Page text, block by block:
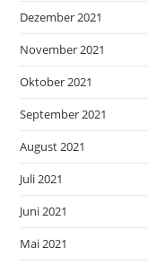
Dezember 2021
November 2021
Oktober 2021
September 2021
August 2021
Juli 2021
Juni 2021
Mai 2021